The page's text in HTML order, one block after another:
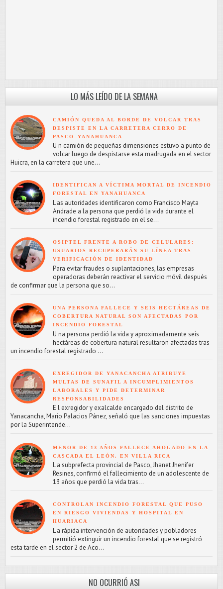
LO MÁS LEÍDO DE LA SEMANA
CAMIÓN QUEDA AL BORDE DE VOLCAR TRAS
DESPISTE EN LA CARRETERA CERRO DE
PASCO–YANAHUANCA
U n camión de pequeñas dimensiones estuvo a punto de
volcar luego de despistarse esta madrugada en el sector
Huicra, en la carretera que une...
IDENTIFICAN A VÍCTIMA MORTAL DE INCENDIO
FORESTAL EN YANAHUANCA
L as autoridades identificaron como Francisco Mayta
Andrade a la persona que perdió la vida durante el
incendio forestal registrado en el se...
OSIPTEL FRENTE A ROBO DE CELULARES:
USUARIOS RECUPERARÁN SU LÍNEA TRAS
VERIFICACIÓN DE IDENTIDAD
Para evitar fraudes o suplantaciones, las empresas
operadoras deberán reactivar el servicio móvil después
de confirmar que la persona que so...
UNA PERSONA FALLECE Y SEIS HECTÁREAS DE
COBERTURA NATURAL SON AFECTADAS POR
INCENDIO FORESTAL
U na persona perdió la vida y aproximadamente seis
hectáreas de cobertura natural resultaron afectadas tras
un incendio forestal registrado ...
EXREGIDOR DE YANACANCHA ATRIBUYE
MULTAS DE SUNAFIL A INCUMPLIMIENTOS
LABORALES Y PIDE DETERMINAR
RESPONSABILIDADES
E l exregidor y exalcalde encargado del distrito de
Yanacancha, Mario Palacios Pánez, señaló que las sanciones impuestas
por la Superintende...
MENOR DE 13 AÑOS FALLECE AHOGADO EN LA
CASCADA EL LEÓN, EN VILLA RICA
L a subprefecta provincial de Pasco, Jhanet Jhenifer
Resines, confirmó el fallecimiento de un adolescente de
13 años que perdió la vida tras...
CONTROLAN INCENDIO FORESTAL QUE PUSO
EN RIESGO VIVIENDAS Y HOSPITAL EN
HUARIACA
L a rápida intervención de autoridades y pobladores
permitió extinguir un incendio forestal que se registró
esta tarde en el sector 2 de Aco...
NO OCURRIÓ ASI